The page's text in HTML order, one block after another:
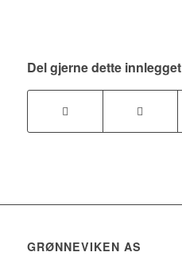
Del gjerne dette innlegget
GRØNNEVIKEN AS